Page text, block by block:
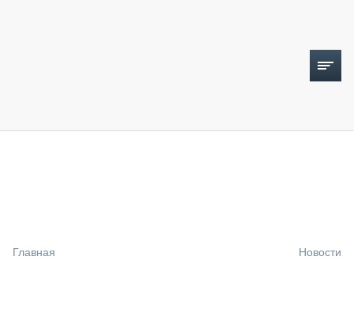
Главная Новости